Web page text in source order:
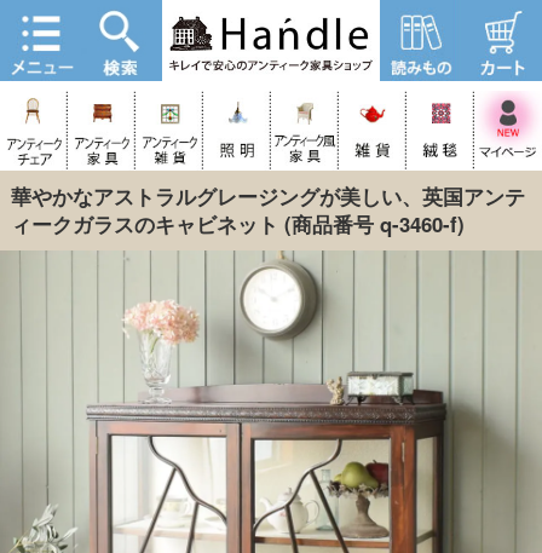
華やかなアストラルグレージングが美しい、英国アンテ
ィークガラスのキャビネット (商品番号 q-3460-f)